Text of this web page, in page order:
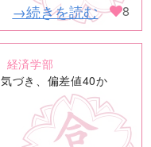
→続きを読む 8
経済学部
づき、偏差値40か